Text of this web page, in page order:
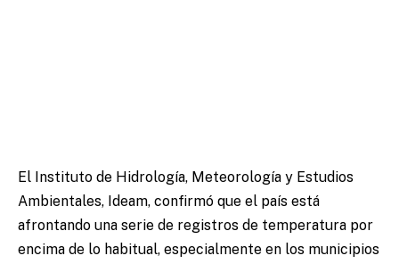
El Instituto de Hidrología, Meteorología y Estudios
Ambientales, Ideam, confirmó que el país está
afrontando una serie de registros de temperatura por
encima de lo habitual, especialmente en los municipios